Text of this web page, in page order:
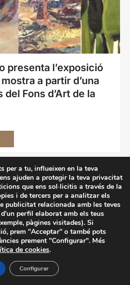
presenta l’exposició
mostra a partir d’una
del Fons d’Art de la
Fundació Iluro
Mataró (Barcelona)
tac.orulioicadnuf
@oicadnuf
Cookies Privacitat Politica de XX.SS.
per a tu, influeixen en la teva
ajuden a protegir la teva privacitat
que ens sol·licitis a través de la
i de tercers per a analitzar els
publicitat relacionada amb les teves
perfil elaborat amb els teus
pàgines visitades). Si
prem "Acceptar" o també pots
prement "Configurar". Més
de cookies.
Configurar